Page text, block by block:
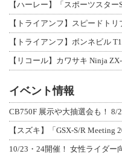
【トライアンフ】スピードト
【リコール】カワサキ Ninja
イベント情報
CB750F 展示や大抽選会も！
【スズキ】「GSX-S/R
10/23・24開催！ 女性ライダー